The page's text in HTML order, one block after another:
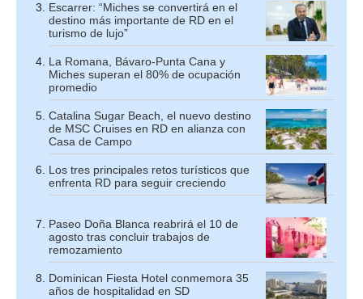
Escarrer: “Miches se convertirá en el
destino más importante de RD en el
turismo de lujo”
La Romana, Bávaro-Punta Cana y
Miches superan el 80% de ocupación
promedio
Catalina Sugar Beach, el nuevo destino
de MSC Cruises en RD en alianza con
Casa de Campo
Los tres principales retos turísticos que
enfrenta RD para seguir creciendo
Paseo Doña Blanca reabrirá el 10 de
agosto tras concluir trabajos de
remozamiento
Dominican Fiesta Hotel conmemora 35
años de hospitalidad en SD